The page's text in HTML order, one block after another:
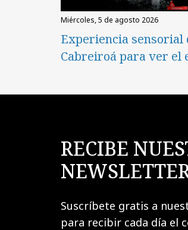
miércoles, 5 de agosto 2026
Experiencia sensorial
Cabreiroá para ver el
RECIBE
Suscríbete gratis a
para recibir cada día el